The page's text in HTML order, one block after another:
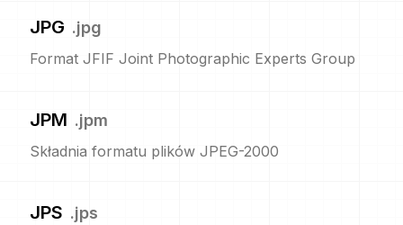
JPG .jpg
Format JFIF Joint Photographic Experts Group
JPM .jpm
Składnia formatu plików JPEG-2000
JPS .jps